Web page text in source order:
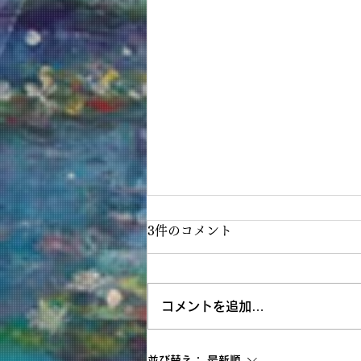
3件のコメント
コメントを追加…